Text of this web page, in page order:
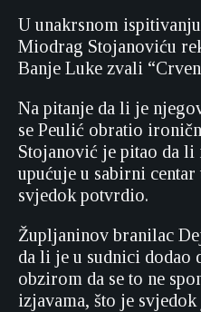
U unakrsnom
Miodrag Stojanoviću
Banje Luke zvali
Na pitanje da li je
se Peulić obratio
Stojanović je pitao da
upućuje u sabirni
svjedok potvrdio.
Župljaninov branilac
da li je u sudnici dodao
obzirom da se to ne
izjavama, što je